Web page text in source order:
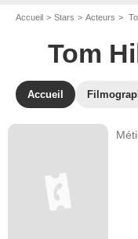
Accueil Stars Acteurs
Tom
Accueil